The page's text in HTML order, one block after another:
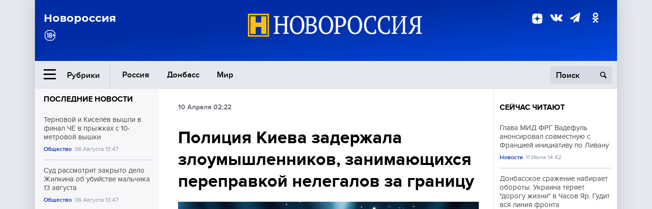
Новороссия
Рубрики Россия Донбасс Мир
Ближний Восток
Общество
Экономика
Происшествия
Культура
Спорт
ПОСЛЕДНИЕ НОВОСТИ
Терновой и Киселёв вышли в
финал ЧЕ в прыжках с 10-
метровой вышки
Общество 06 Августа 13:47
Суд рассмотрит закрыто дело
Жилкина об убийстве мальчика
13 августа
Общество 06 Августа 13:47
10 Апреля 02:22
Полиция Киева задержала
злоумышленников, занимающихся
переправкой нелегалов за границу
СЕЙЧАС ЧИТАЮТ
Глава МИД ФРГ Вадефуль
анонсировал совместную с
Францией инициативу по Ливану
Новости 11 Июля 14:42
Донбасское сражение набирает
обороты. Украина теряет
"дорогу жизни" в Часов Яр. Гудит
вся линия фронта